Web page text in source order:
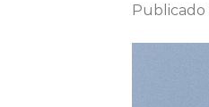
Publicado